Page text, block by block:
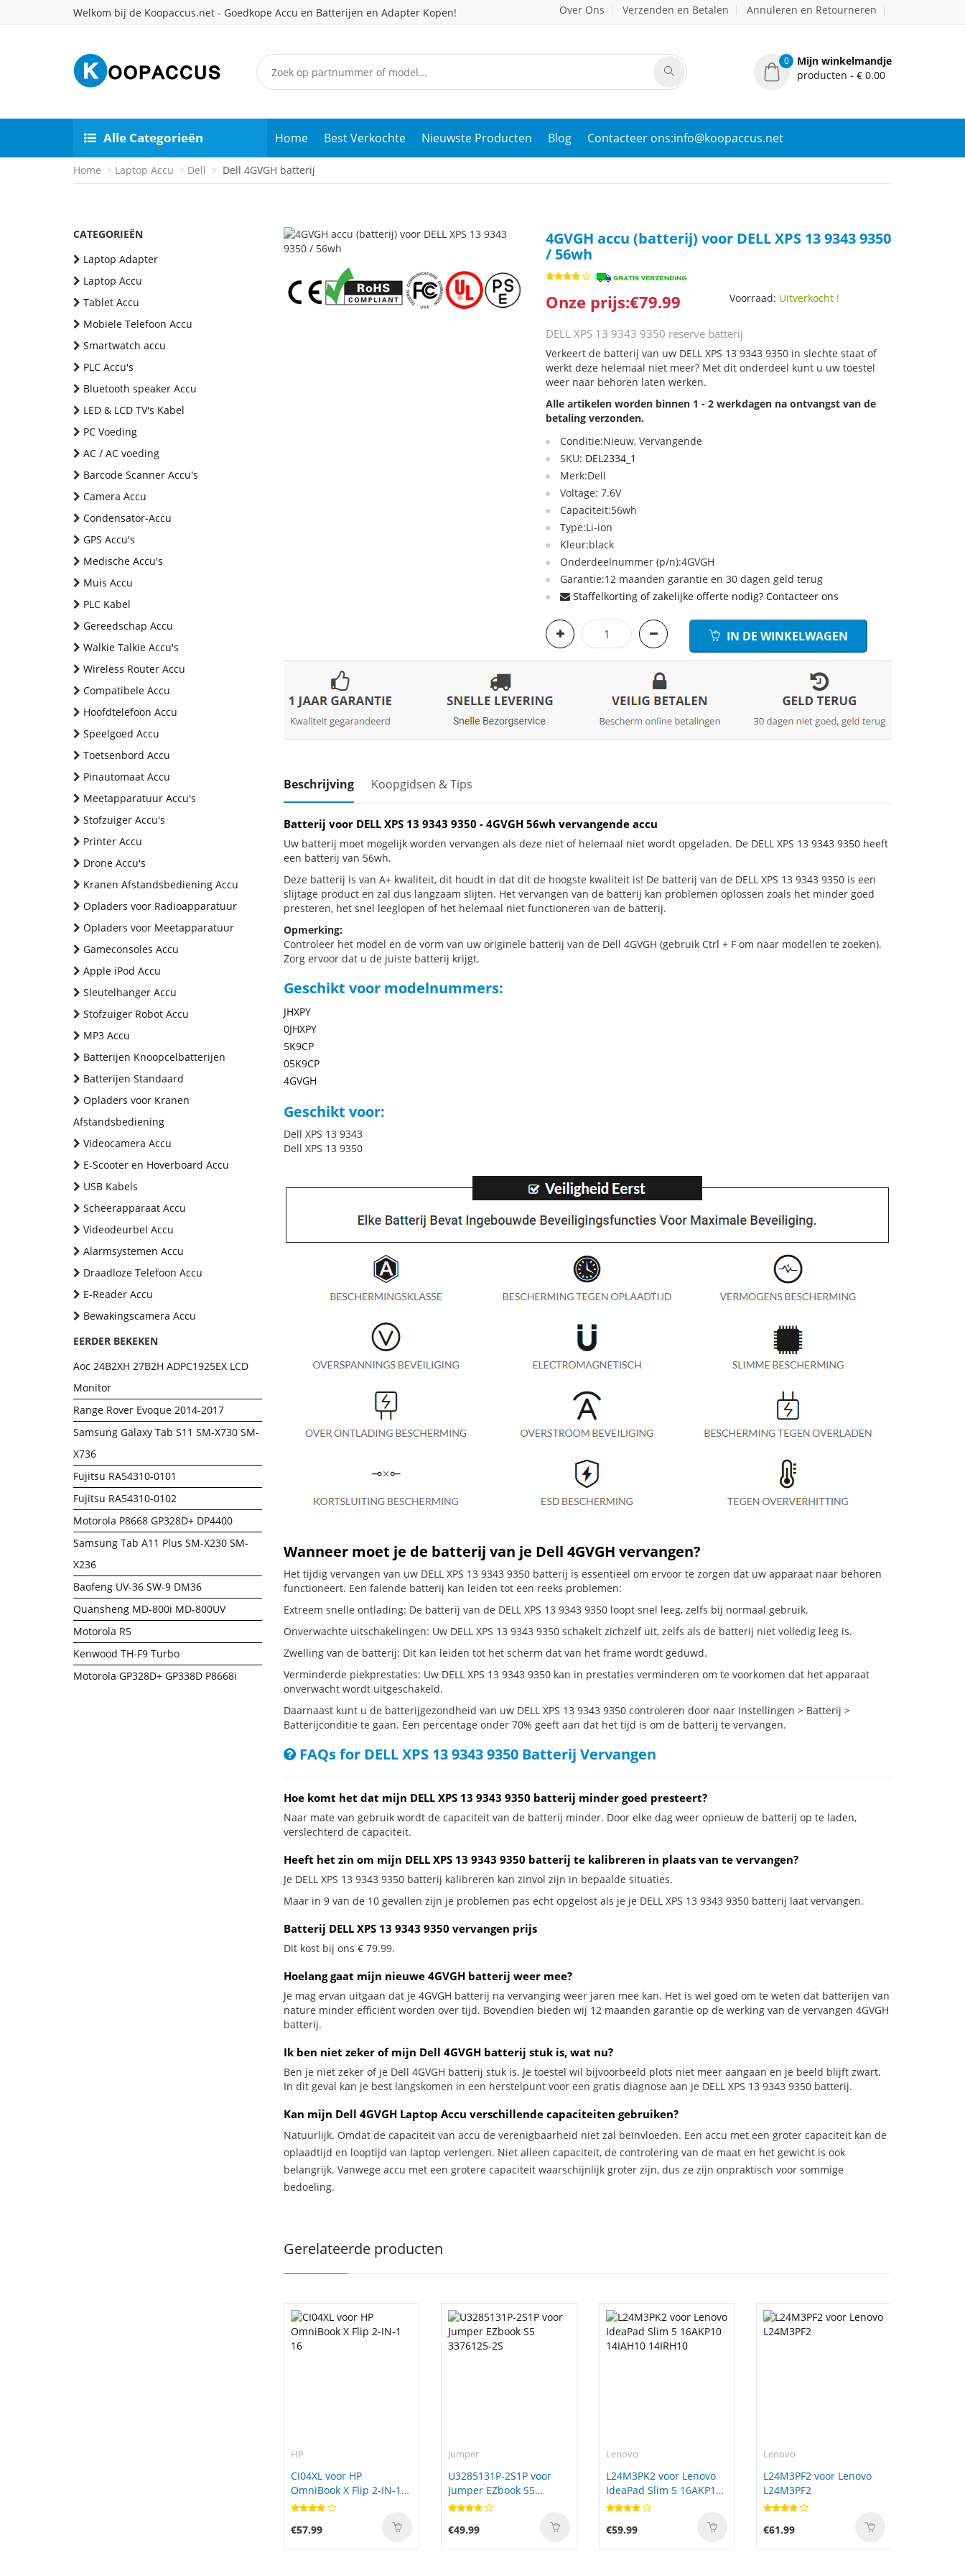
Welkom bij de Koopaccus.net - Goedkope Accu en Batterijen en Adapter Kopen! Over Ons Verzenden en Betalen Annuleren en Retourneren
0
Mijn winkelmandje
producten - € 0.00
Alle Categorieën Home Best Verkochte Nieuwste Producten Blog Contacteer ons:info@koopaccus.net
Home Laptop Accu Dell Dell 4GVGH batterij
CATEGORIEËN
Laptop Adapter
Laptop Accu
Tablet Accu
Mobiele Telefoon Accu
Smartwatch accu
PLC Accu's
Bluetooth speaker Accu
LED & LCD TV's Kabel
PC Voeding
AC / AC voeding
Barcode Scanner Accu's
Camera Accu
Condensator-Accu
GPS Accu's
Medische Accu's
Muis Accu
PLC Kabel
Gereedschap Accu
Walkie Talkie Accu's
Wireless Router Accu
Compatibele Accu
Hoofdtelefoon Accu
Speelgoed Accu
Toetsenbord Accu
Pinautomaat Accu
Meetapparatuur Accu's
Stofzuiger Accu's
Printer Accu
Drone Accu's
Kranen Afstandsbediening Accu
Opladers voor Radioapparatuur
Opladers voor Meetapparatuur
Gameconsoles Accu
Apple iPod Accu
Sleutelhanger Accu
Stofzuiger Robot Accu
MP3 Accu
Batterijen Knoopcelbatterijen
Batterijen Standaard
Opladers voor Kranen
Afstandsbediening
Videocamera Accu
E-Scooter en Hoverboard Accu
USB Kabels
Scheerapparaat Accu
Videodeurbel Accu
Alarmsystemen Accu
Draadloze Telefoon Accu
E-Reader Accu
Bewakingscamera Accu
EERDER BEKEKEN
Aoc 24B2XH 27B2H ADPC1925EX LCD
Monitor
Range Rover Evoque 2014-2017
Samsung Galaxy Tab S11 SM-X730 SM-
X736
Fujitsu RA54310-0101
Fujitsu RA54310-0102
Motorola P8668 GP328D+ DP4400
Samsung Tab A11 Plus SM-X230 SM-
X236
Baofeng UV-36 SW-9 DM36
Quansheng MD-800i MD-800UV
Motorola R5
Kenwood TH-F9 Turbo
Motorola GP328D+ GP338D P8668i
4GVGH accu (batterij) voor DELL XPS 13 9343 9350
/ 56wh
Onze prijs:€79.99 Voorraad: Uitverkocht !
DELL XPS 13 9343 9350 reserve batterij
Verkeert de batterij van uw DELL XPS 13 9343 9350 in slechte staat of
werkt deze helemaal niet meer? Met dit onderdeel kunt u uw toestel
weer naar behoren laten werken.
Alle artikelen worden binnen 1 - 2 werkdagen na ontvangst van de
betaling verzonden.
Conditie:Nieuw, Vervangende
SKU: DEL2334_1
Merk:Dell
Voltage: 7.6V
Capaciteit:56wh
Type:Li-ion
Kleur:black
Onderdeelnummer (p/n):4GVGH
Garantie:12 maanden garantie en 30 dagen geld terug
Staffelkorting of zakelijke offerte nodig? Contacteer ons
IN DE WINKELWAGEN
Beschrijving Koopgidsen & Tips
Batterij voor DELL XPS 13 9343 9350 - 4GVGH 56wh vervangende accu
Uw batterij moet mogelijk worden vervangen als deze niet of helemaal niet wordt opgeladen. De DELL XPS 13 9343 9350 heeft
een batterij van 56wh.
Deze batterij is van A+ kwaliteit, dit houdt in dat dit de hoogste kwaliteit is! De batterij van de DELL XPS 13 9343 9350 is een
slijtage product en zal dus langzaam slijten. Het vervangen van de batterij kan problemen oplossen zoals het minder goed
presteren, het snel leeglopen of het helemaal niet functioneren van de batterij.
Opmerking:
Controleer het model en de vorm van uw originele batterij van de Dell 4GVGH (gebruik Ctrl + F om naar modellen te zoeken).
Zorg ervoor dat u de juiste batterij krijgt.
Geschikt voor modelnummers:
JHXPY
0JHXPY
5K9CP
05K9CP
4GVGH
Geschikt voor:
Dell XPS 13 9343
Dell XPS 13 9350
Wanneer moet je de batterij van je Dell 4GVGH vervangen?
Het tijdig vervangen van uw DELL XPS 13 9343 9350 batterij is essentieel om ervoor te zorgen dat uw apparaat naar behoren
functioneert. Een falende batterij kan leiden tot een reeks problemen:
Extreem snelle ontlading: De batterij van de DELL XPS 13 9343 9350 loopt snel leeg, zelfs bij normaal gebruik.
Onverwachte uitschakelingen: Uw DELL XPS 13 9343 9350 schakelt zichzelf uit, zelfs als de batterij niet volledig leeg is.
Zwelling van de batterij: Dit kan leiden tot het scherm dat van het frame wordt geduwd.
Verminderde piekprestaties: Uw DELL XPS 13 9343 9350 kan in prestaties verminderen om te voorkomen dat het apparaat
onverwacht wordt uitgeschakeld.
Daarnaast kunt u de batterijgezondheid van uw DELL XPS 13 9343 9350 controleren door naar Instellingen > Batterij >
Batterijconditie te gaan. Een percentage onder 70% geeft aan dat het tijd is om de batterij te vervangen.
FAQs for DELL XPS 13 9343 9350 Batterij Vervangen
Hoe komt het dat mijn DELL XPS 13 9343 9350 batterij minder goed presteert?
Naar mate van gebruik wordt de capaciteit van de batterij minder. Door elke dag weer opnieuw de batterij op te laden,
verslechterd de capaciteit.
Heeft het zin om mijn DELL XPS 13 9343 9350 batterij te kalibreren in plaats van te vervangen?
Je DELL XPS 13 9343 9350 batterij kalibreren kan zinvol zijn in bepaalde situaties.
Maar in 9 van de 10 gevallen zijn je problemen pas echt opgelost als je je DELL XPS 13 9343 9350 batterij laat vervangen.
Batterij DELL XPS 13 9343 9350 vervangen prijs
Dit kost bij ons € 79.99.
Hoelang gaat mijn nieuwe 4GVGH batterij weer mee?
Je mag ervan uitgaan dat je 4GVGH batterij na vervanging weer jaren mee kan. Het is wel goed om te weten dat batterijen van
nature minder efficiënt worden over tijd. Bovendien bieden wij 12 maanden garantie op de werking van de vervangen 4GVGH
batterij.
Ik ben niet zeker of mijn Dell 4GVGH batterij stuk is, wat nu?
Ben je niet zeker of je Dell 4GVGH batterij stuk is. Je toestel wil bijvoorbeeld plots niet meer aangaan en je beeld blijft zwart.
In dit geval kan je best langskomen in een herstelpunt voor een gratis diagnose aan je DELL XPS 13 9343 9350 batterij.
Kan mijn Dell 4GVGH Laptop Accu verschillende capaciteiten gebruiken?
Natuurlijk. Omdat de capaciteit van accu de verenigbaarheid niet zal beïnvloeden. Een accu met een groter capaciteit kan de
oplaadtijd en looptijd van laptop verlengen. Niet alleen capaciteit, de controlering van de maat en het gewicht is ook
belangrijk. Vanwege accu met een grotere capaciteit waarschijnlijk groter zijn, dus ze zijn onpraktisch voor sommige
bedoeling.
Gerelateerde producten
HP
CI04XL voor HP
OmniBook X Flip 2-IN-1
16
€57.99
Jumper
U3285131P-2S1P voor
Jumper EZbook S5
3376125-2S
€49.99
Lenovo
L24M3PK2 voor Lenovo
IdeaPad Slim 5 16AKP10
14IAH10 14IRH10
€59.99
Lenovo
L24M3PF2 voor Lenovo
L24M3PF2
€61.99